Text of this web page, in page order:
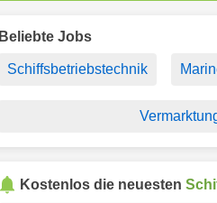
Beliebte Jobs
Schiffsbetriebstechnik
Kostenlos die neuesten